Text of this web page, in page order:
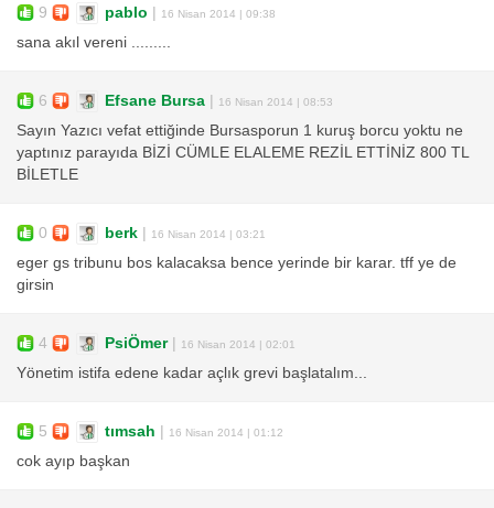
9 pablo | 16 Nisan 2014 | 09:38
sana akıl vereni .........
6 Efsane Bursa | 16 Nisan 2014 | 08:53
Sayın Yazıcı vefat ettiğinde Bursasporun 1 kuruş borcu yoktu ne
yaptınız parayıda BİZİ CÜMLE ELALEME REZİL ETTİNİZ 800 TL
BİLETLE
0 berk | 16 Nisan 2014 | 03:21
eger gs tribunu bos kalacaksa bence yerinde bir karar. tff ye de
girsin
4 PsiÖmer| 16 Nisan 2014 | 02:01
Yönetim istifa edene kadar açlık grevi başlatalım...
5 tımsah | 16 Nisan 2014 | 01:12
cok ayıp başkan